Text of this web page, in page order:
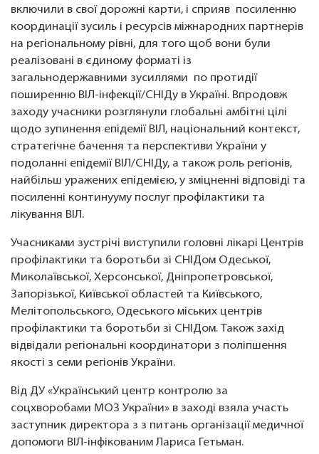
включили в свої дорожні карти, і сприяв посиленню
координації зусиль і ресурсів міжнародних партнерів
на регіональному рівні, для того щоб вони були
реалізовані в єдиному форматі із
загальнодержавними зусиллями по протидії
поширенню ВІЛ-інфекції/СНІДу в Україні. Впродовж
заходу учасники розглянули глобальні амбітні цілі
щодо зупинення епідемії ВІЛ, національний контекст,
стратегічне бачення та перспективи України у
подоланні епідемії ВІЛ/СНІДу, а також роль регіонів,
найбільш уражених епідемією, у зміцненні відповіді та
посиленні континууму послуг профілактики та
лікування ВІЛ.
Учасниками зустрічі виступили головні лікарі Центрів
профілактики та боротьби зі СНІДом Одеської,
Миколаївської, Херсонської, Дніпропетровської,
Запорізької, Київської областей та Київського,
Мелітопольського, Одеського міських центрів
профілактики та боротьби зі СНІДом. Також захід
відвідали регіональні координатори з поліпшення
якості з семи регіонів України.
Від ДУ «Український центр контролю за
соцхворобами МОЗ України» в заході взяла участь
заступник директора з з питань організації медичної
допомоги ВІЛ-інфікованим Лариса Гетьман.